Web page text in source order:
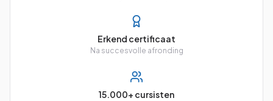
Erkend certificaat
Na succesvolle afronding
15.000+ cursisten